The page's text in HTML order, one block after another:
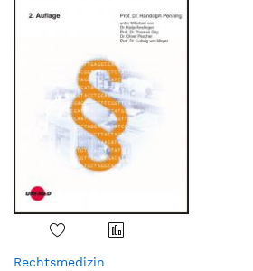
Rechtsmedizin